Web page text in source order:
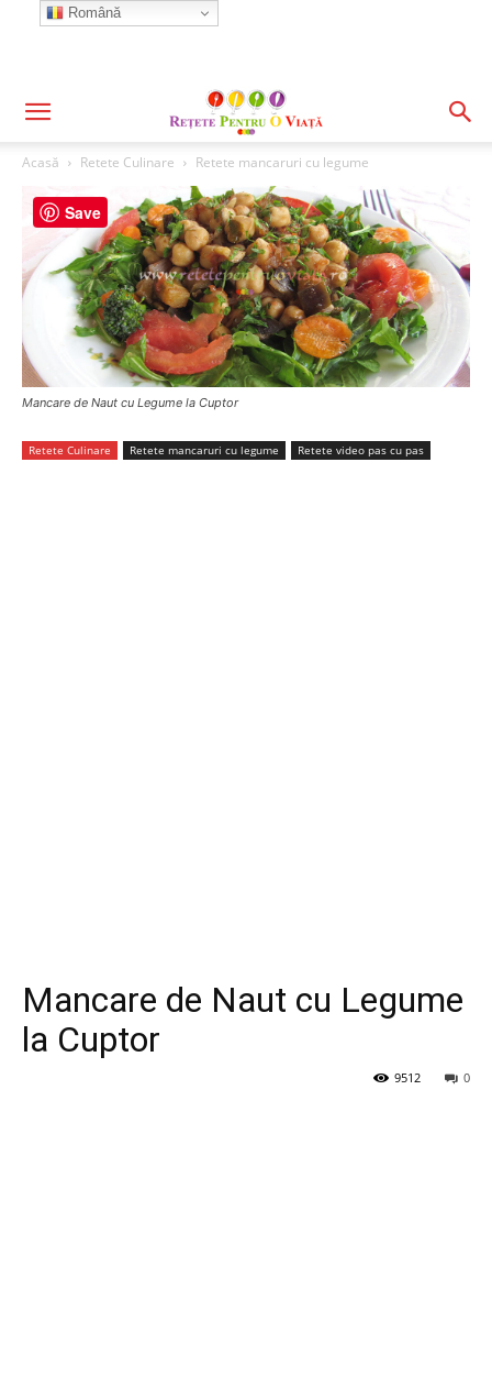
Acasă Retete Culinare Retete mancaruri cu legume
Mancare de Naut cu Legume la Cuptor
Retete Culinare Retete mancaruri cu legume Retete video pas cu pas
Mancare de Naut cu Legume
la Cuptor
0
9512
Română
Save